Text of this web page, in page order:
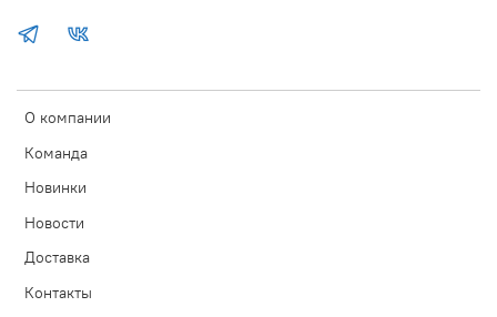
О компании
Команда
Новинки
Новости
Доставка
Контакты